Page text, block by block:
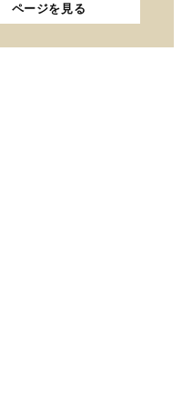
ページを見る